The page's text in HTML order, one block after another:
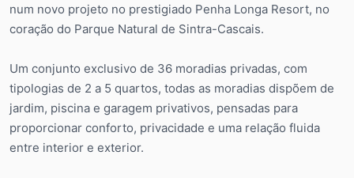
num novo projeto no prestigiado Penha Longa Resort, no
coração do Parque Natural de Sintra-Cascais.
Um conjunto exclusivo de 36 moradias privadas, com
tipologias de 2 a 5 quartos, todas as moradias dispõem de
jardim, piscina e garagem privativos, pensadas para
proporcionar conforto, privacidade e uma relação fluida
entre interior e exterior.